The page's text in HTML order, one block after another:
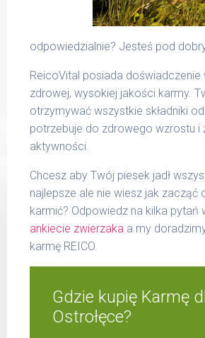
odpowiedzialnie? Jesteś pod
ReicoVital posiada doświadczenie
zdrowej, wysokiej jakości karmy.
otrzymywać wszystkie składniki
potrzebuje do zdrowego wzrostu i
aktywności.
Chcesz aby Twój piesek jadł
najlepsze ale nie wiesz jak zacząć
karmić? Odpowiedz na kilka pytań
ankiecie zwierzaka a my
karmę REICO.
Gdzie kupię Karmę
Ostrołęce?